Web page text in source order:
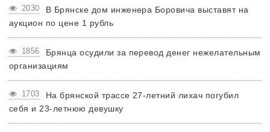
2030
В Брянске дом инженера Боровича выставят на
аукцион по цене 1 рубль
1856
Брянца осудили за перевод денег нежелательным
организациям
1703
На брянской трассе 27-летний лихач погубил
себя и 23-летнюю девушку